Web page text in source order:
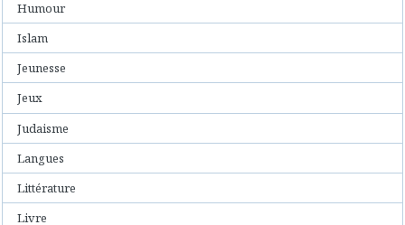
Humour
Islam
Jeunesse
Jeux
Judaisme
Langues
Littérature
Livre